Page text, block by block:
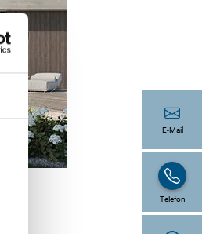
E-Mail
Telefon